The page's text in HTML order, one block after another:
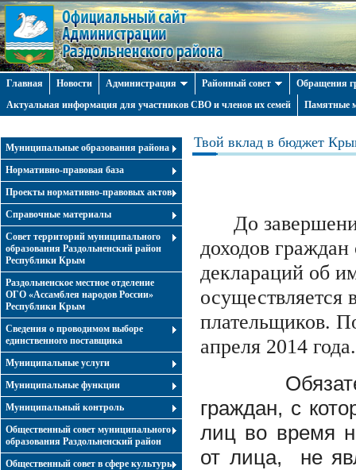
Главная Новости Администрация Районный совет
Обращения
Актуальная информация для участников СВО и членов их семей
Памятные
Муниципальные образования района
Нормативно-правовая база
Проекты нормативно-правовых актов
Справочные материалы
Совет территорий муниципального
образования Раздольненский район
Республики Крым
Раздольненское местное отделение
ОГО «Ассамблея народов России»
Республики Крым
Cведения о проводимом выборе
единственного поставщика
Муниципальные услуги
Муниципальные функции
Муниципальный контроль
Общественный совет муниципального
образования Раздольненский район
Общественный совет в сфере культуры
Твой вклад в бюджет
До
доходов
деклараций об
осуществляется
плательщиков.
апреля 2014 года.
граждан, с
лиц во время
от лица, не